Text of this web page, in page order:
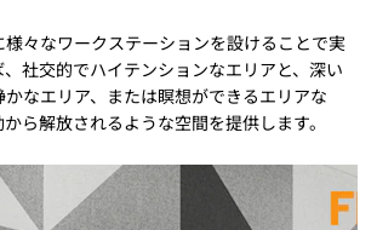
様々なワークステーションを設けることで実
社交的でハイテンションなエリアと、深い
なエリア、または瞑想ができるエリアな
ら解放されるような空間を提供します。